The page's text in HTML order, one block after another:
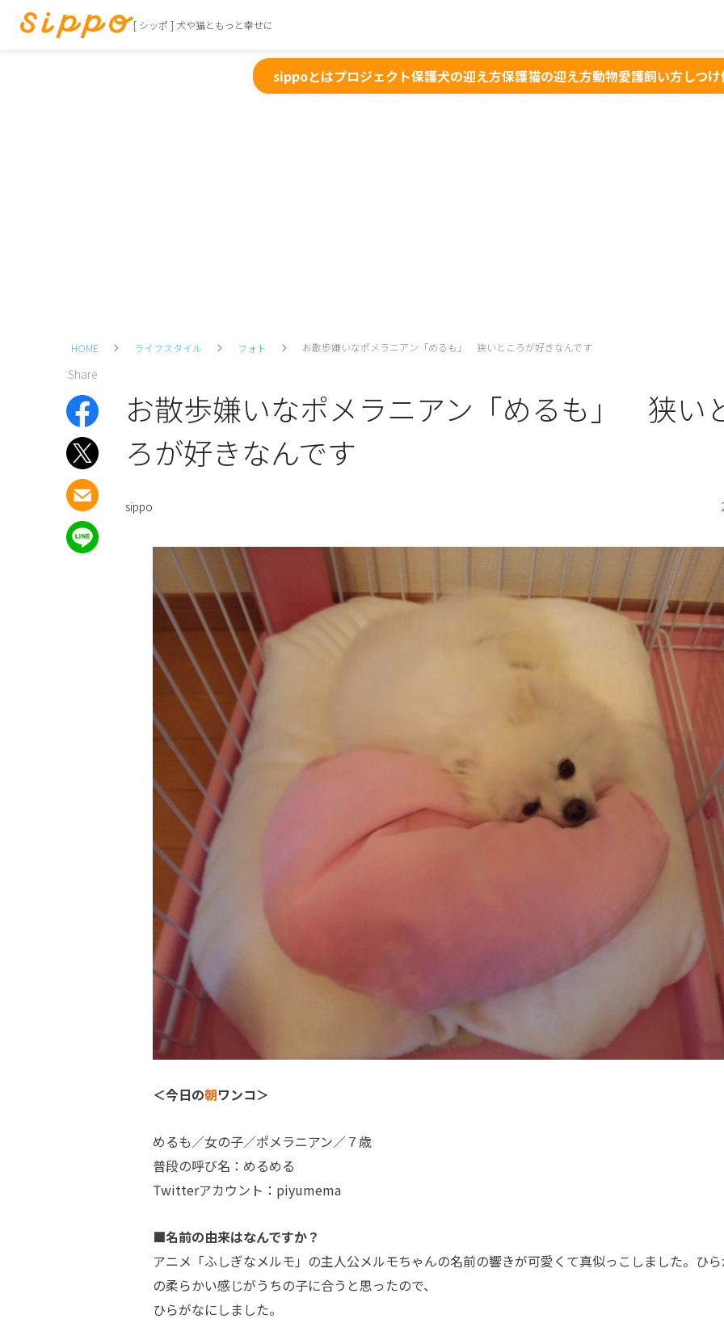
[ シッポ ] 犬や猫ともっと幸せに
sippoとはプロジェクト保護犬の迎え方保護猫の迎え方動物愛護飼い方しつけ
HOME ライフスタイル フォト お散歩嫌いなポメラニアン「めるも」 狭いところが好きなんです
Share
お散歩嫌いなポメラニアン「めるも」 狭い
ろが好きなんです
sippo
＜今日の朝ワンコ＞
めるも／女の子／ポメラニアン／７歳
普段の呼び名：めるめる
Twitterアカウント：piyumema
■名前の由来はなんですか？
アニメ「ふしぎなメルモ」の主人公メルモちゃんの名前の響きが可愛くて真似っこしました。ひ
の柔らかい感じがうちの子に合うと思ったので、
ひらがなにしました。